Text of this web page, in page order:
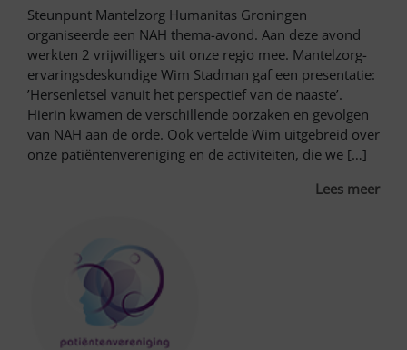
Steunpunt Mantelzorg Humanitas Groningen
organiseerde een NAH thema-avond. Aan deze avond
werkten 2 vrijwilligers uit onze regio mee. Mantelzorg-
ervaringsdeskundige Wim Stadman gaf een presentatie:
’Hersenletsel vanuit het perspectief van de naaste’.
Hierin kwamen de verschillende oorzaken en gevolgen
van NAH aan de orde. Ook vertelde Wim uitgebreid over
onze patiëntenvereniging en de activiteiten, die we […]
Lees meer